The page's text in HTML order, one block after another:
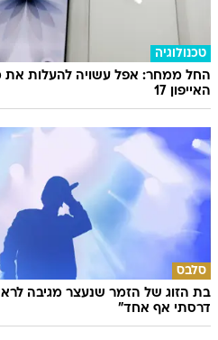
טכנולוגיה
החל ממחר: אפל עשויה להעלות את
האייפון 17
סלבס
בת הזוג של הזמר שנעצר מגיבה
דרסתי אף אחד"